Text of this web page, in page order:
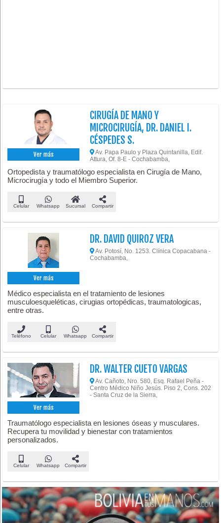
Ver más
CIRUGÍA DE MANO Y
MICROCIRUGÍA, DR. DANIEL I.
CÉSPEDES S.
Av. Papa Paulo y Plaza Quintanilla, Edif.
Attura, Of. 8-E - Cochabamba,
Ortopedista y traumatólogo especialista en Cirugía de Mano,
Microcirugía y todo el Miembro Superior.
Celular Whatsapp Sucursal Compartir
Ver más
DR. DAVID QUIROZ VERA
Av. Potosí, No. 1253. Clínica Copacabana -
Cochabamba,
Médico especialista en el tratamiento de lesiones
musculoesqueléticas, cirugias ortopédicas, traumatologicas,
entre otras.
Teléfono Celular Whatsapp Compartir
Ver más
DR. WALTER CUETO VARGAS
Av. Cañoto, Nro. 580, Esq. Rafael Peña -
Centro Médico Niño Jesús. Piso 2, Cons. 202
- Santa Cruz de la Sierra,
Traumatólogo especialista en lesiones óseas y musculares.
Recupera tu movilidad y bienestar con tratamientos
personalizados.
Celular Whatsapp Compartir